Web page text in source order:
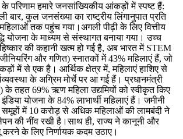
परिणाम हमारे जनसांख्यिकीय आंकड़ों में स्पष्ट हैं:
बार, कुल जनसंख्या का राष्ट्रीय लिंगानुपात प्रति
तक पहुंच गया।अगली पीढ़ी के लिए वित्तीय
योजना के माध्यम से संस्थागत बनाया गया। उच्च
की कहानी खत्म हो गई है, अब भारत में STEM
इंजीनियरिंग और गणित) स्नातकों में 43% महिलाएं हैं, जो
में से एक है। आर्थिक क्षेत्र में, महिलाएं हाशिए से
के अग्रिम मोर्चे पर आ गई हैं। प्रधानमंत्री
के तहत 69% ऋण महिला उद्यमियों को स्वीकृत किए
योजना के 84% लाभार्थी महिलाएं हैं। जमीनी
समूहों में 10 करोड़ से अधिक महिलाओं की लामबंदी ने
की नींव रखी है।साथ ही, राज्य ने कानूनी और
करने के लिए निर्णायक कदम उठाए।